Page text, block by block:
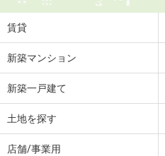
賃貸
新築マンション
新築一戸建て
土地を探す
店舗/事業用